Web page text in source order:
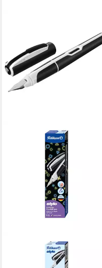
Füllfederhalter Pelikan
Füllhalter Style black white M-